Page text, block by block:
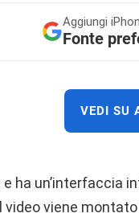
Aggiungi
Fonte
VEDI SU
e ha un’interfaccia
video viene